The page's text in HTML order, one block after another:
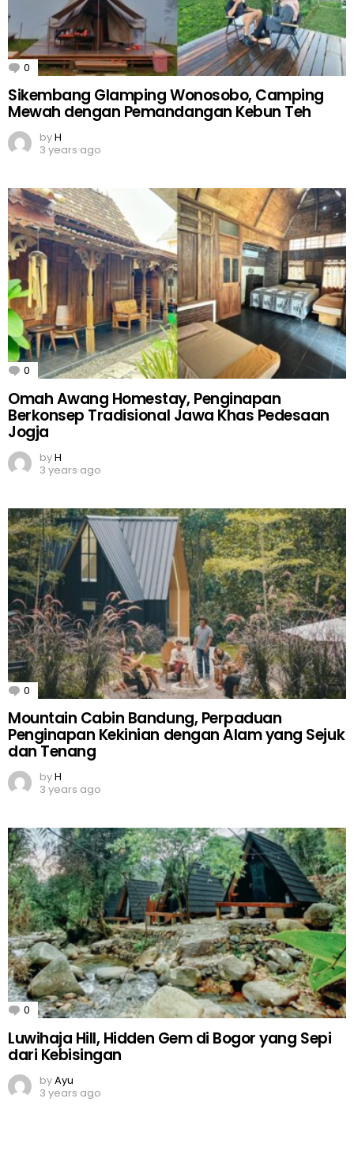
0 Comments
Sikembang Glamping Wonosobo, Camping
Mewah dengan Pemandangan Kebun Teh
byH
3 years ago
0 Comments
Omah Awang Homestay, Penginapan
Berkonsep Tradisional Jawa Khas Pedesaan
Jogja
byH
3 years ago
0 Comments
Mountain Cabin Bandung, Perpaduan
Penginapan Kekinian dengan Alam yang Sejuk
dan Tenang
byH
3 years ago
0 Comments
Luwihaja Hill, Hidden Gem di Bogor yang Sepi
dari Kebisingan
byAyu
3 years ago